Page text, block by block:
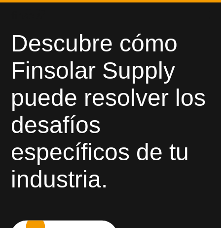
CASOS DE ÉXITO
Blog
ENERGIA
Retail
Retos energéticos para la
Descubre cómo
Finsolar Supply
puede resolver los
desafíos
específicos de tu
industria.